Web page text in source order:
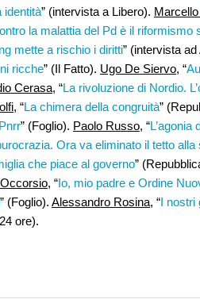
identità” (intervista a Libero).
la malattia del Pd è il riformismo
mette a rischio i diritti” (intervista
ricche” (Il Fatto). Ugo De Siervo, “
Cerasa, “La rivoluzione di Nordio.
, “La chimera della congruità”
” (Foglio). Paolo Russo, “L’agonia
Ora va eliminato il tetto alla
che piace al governo”
, “Io, mio padre e Ordine
” (Foglio). Alessandro Rosina, “I nostri
ore).